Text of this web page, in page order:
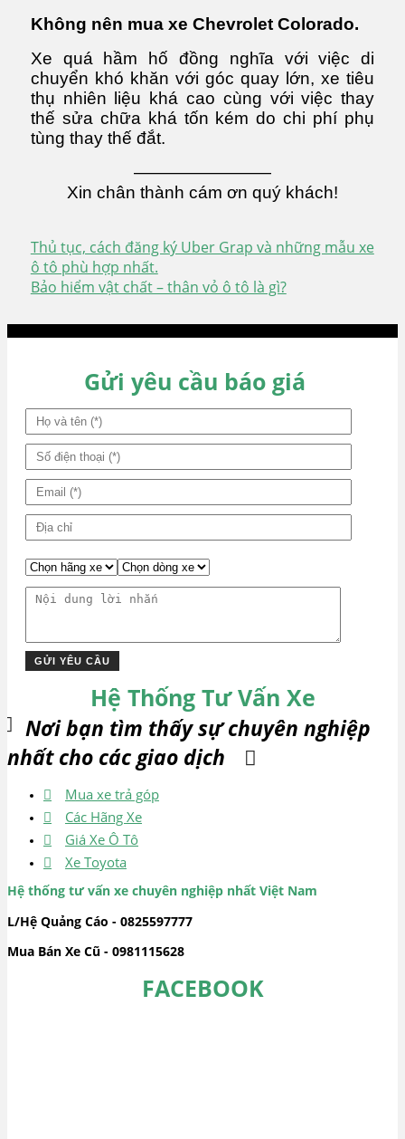
Không nên mua xe Chevrolet Colorado.
Xe quá hầm hố đồng nghĩa với việc di
chuyển khó khăn với góc quay lớn, xe tiêu
thụ nhiên liệu khá cao cùng với việc thay
thế sửa chữa khá tốn kém do chi phí phụ
tùng thay thế đắt.
————————
Xin chân thành cám ơn quý khách!
Điều
hướng
bài
Thủ tục, cách đăng ký Uber Grap và những mẫu xe
ô tô phù hợp nhất.
Bảo hiểm vật chất – thân vỏ ô tô là gì?
Gửi yêu cầu báo giá
Hệ Thống Tư Vấn Xe
Nơi bạn tìm thấy sự chuyên nghiệp
nhất cho các giao dịch
Mua xe trả góp
Các Hãng Xe
Giá Xe Ô Tô
Xe Toyota
Hệ thống tư vấn xe chuyên nghiệp nhất Việt Nam
L/Hệ Quảng Cáo - 0825597777
Mua Bán Xe Cũ - 0981115628
FACEBOOK